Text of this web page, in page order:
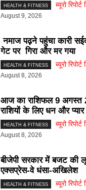
HEALTH & FITNESS ब्यूरो
August 9, 2026
नमाज पढ़ने पहुंचा कारी
गेट पर गिरा और मर गया
HEALTH & FITNESS ब्यूरो
August 8, 2026
आज का राशिफल 9 अगस्त
राशियों के लिए धन और
HEALTH & FITNESS ब्यूरो
August 8, 2026
बीजेपी सरकार में बजट की
एक्सप्रेस-वे धंसा-अखिलेश
HEALTH & FITNESS ब्यूरो